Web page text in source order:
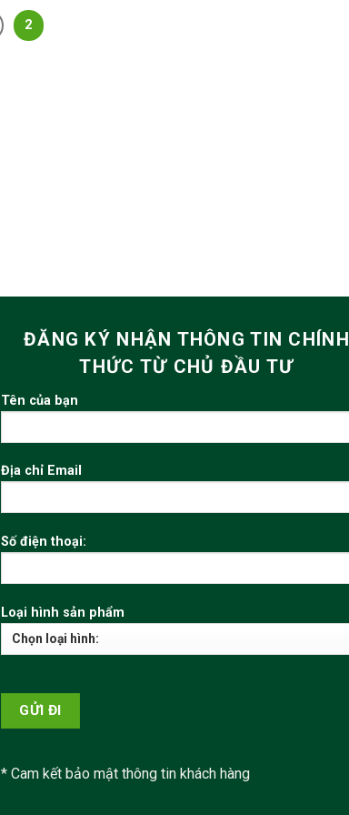
2
ĐĂNG KÝ NHẬN THÔNG TIN CHÍNH
THỨC TỪ CHỦ ĐẦU TƯ
Tên của bạn
Địa chỉ Email
Số điện thoại:
Loại hình sản phẩm
* Cam kết bảo mật thông tin khách hàng